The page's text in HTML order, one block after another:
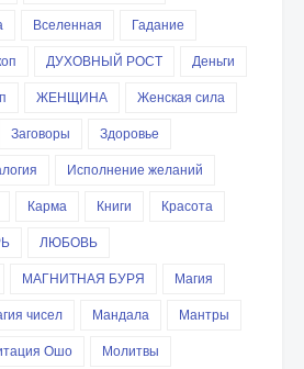
Вселенная
Гадание
ДУХОВНЫЙ РОСТ
Деньги
ЖЕНЩИНА
Женская сила
Заговоры
Здоровье
Исполнение желаний
Карма Книги
Красота
ЛЮБОВЬ
МАГНИТНАЯ БУРЯ
Магия
чисел Мандала
Мантры
Ошо
Молитвы